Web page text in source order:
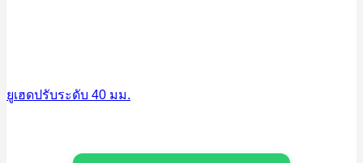
ยูเฮดปรับระดับ 40 มม.